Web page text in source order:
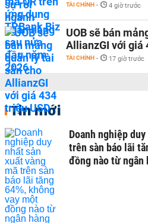
TÀI CHÍNH - 4 giờ trước
UOB sẽ bán
AllianzGI với giá
TÀI CHÍNH - 17 giờ trước
Tin mới
Doanh nghiệp
trên sàn báo lãi
đồng nào từ ngân